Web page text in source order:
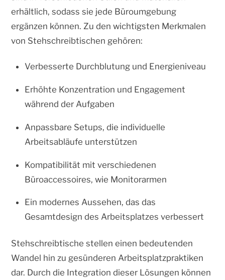
erhältlich, sodass sie jede Büroumgebung
ergänzen können. Zu den wichtigsten Merkmalen
von Stehschreibtischen gehören:
Verbesserte Durchblutung und Energieniveau
Erhöhte Konzentration und Engagement
während der Aufgaben
Anpassbare Setups, die individuelle
Arbeitsabläufe unterstützen
Kompatibilität mit verschiedenen
Büroaccessoires, wie Monitorarmen
Ein modernes Aussehen, das das
Gesamtdesign des Arbeitsplatzes verbessert
Stehschreibtische stellen einen bedeutenden
Wandel hin zu gesünderen Arbeitsplatzpraktiken
dar. Durch die Integration dieser Lösungen können